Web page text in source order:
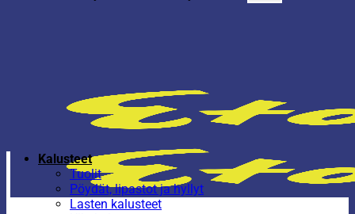
Kalusteet
Tuolit
Pöydät, lipastot ja hyllyt
Lasten kalusteet